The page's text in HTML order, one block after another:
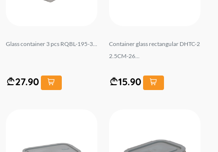
Glass container 3 pcs RQBL-195-3...
27.90
Container glass rectangular DHTC-2
2.5CM-26...
15.90